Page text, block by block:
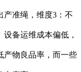
产准绳，维度3：不
备运维成本偏低，
产物良品率，而一些